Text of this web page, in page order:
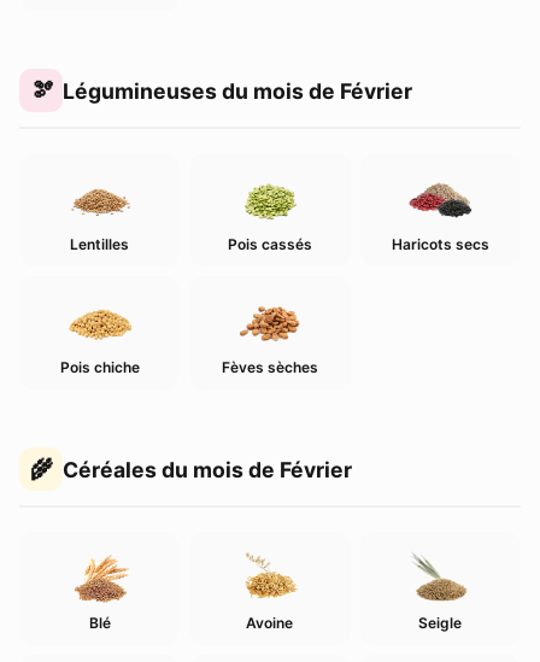
Légumineuses du mois de Février
Lentilles Pois cassés Haricots secs
Pois chiche Fèves sèches
Céréales du mois de Février
Blé Avoine Seigle